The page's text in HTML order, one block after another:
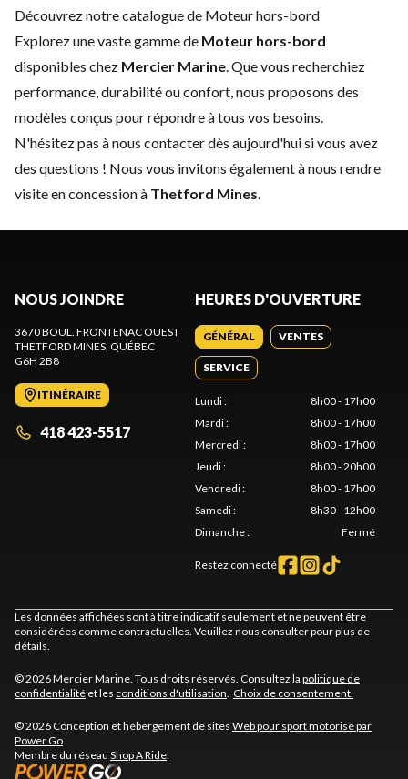
Découvrez notre catalogue de Moteur hors-bord
Explorez une vaste gamme de Moteur hors-bord
disponibles chez Mercier Marine. Que vous recherchiez
performance, durabilité ou confort, nous proposons des
modèles conçus pour répondre à tous vos besoins.
N'hésitez pas ànous contacterdès aujourd'hui si vous avez
des questions ! Nous vous invitons également à nous rendre
visite en concession à Thetford Mines.
NOUS JOINDRE
3670 BOUL. FRONTENAC OUEST
THETFORD MINES , QUÉBEC
G6H 2B8
ITINÉRAIRE
418 423-5517
HEURES D'OUVERTURE
GÉNÉRAL VENTES
SERVICE
Lundi:
8h00 - 17h00
Mardi:
8h00 - 17h00
Mercredi:
8h00 - 17h00
Jeudi:
8h00 - 20h00
Vendredi:
8h00 - 17h00
Samedi:
8h30 - 12h00
Dimanche: Fermé
Restez connecté
Les données affichées sont à titre indicatif seulement et ne peuvent être
considérées comme contractuelles. Veuillez nous consulter pour plus de
détails.
© 2026 Mercier Marine. Tous droits réservés. Consultez la politique de
confidentialité et les conditions d'utilisation Choix de consentement.
© 2026 Conception et hébergement de sites Web pour sport motorisé par
Power Go
Membre du réseau Shop A Ride